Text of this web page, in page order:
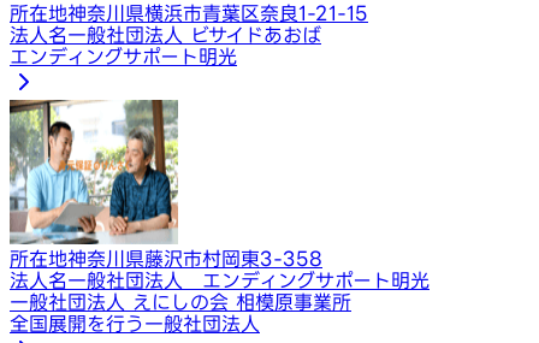
所在地神奈川県横浜市青葉区奈良1-21-15
法人名一般社団法人 ビサイドあおば
エンディングサポート明光
所在地神奈川県藤沢市村岡東3-358
法人名一般社団法人 エンディングサポート明光
一般社団法人 えにしの会 相模原事業所
全国展開を行う一般社団法人